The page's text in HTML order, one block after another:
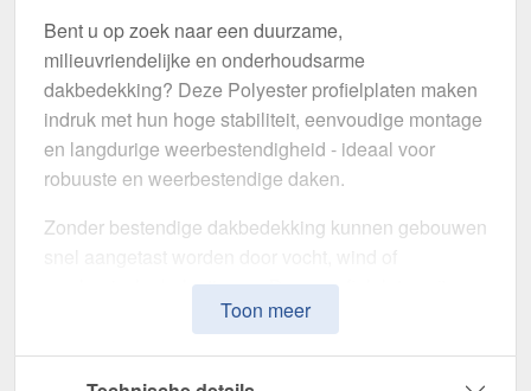
Bent u op zoek naar een duurzame,
milieuvriendelijke en onderhoudsarme
dakbedekking? Deze Polyester profielplaten maken
indruk met hun hoge stabiliteit, eenvoudige montage
en langdurige weerbestendigheid - ideaal voor
robuuste en weerbestendige daken.
Zonder bestendige dakbedekking kunnen gebouwen
mechanische belastingen. Deze profielplaten zijn
speciaal ontwikkeld voor de langdurige bescherming
Toon meer